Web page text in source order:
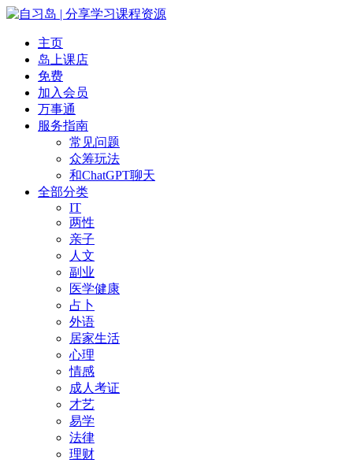
主页
岛上课店
免费
加入会员
万事通
服务指南
常见问题
众筹玩法
和ChatGPT聊天
全部分类
IT
两性
亲子
人文
副业
医学健康
占卜
外语
居家生活
心理
情感
成人考证
才艺
易学
法律
理财